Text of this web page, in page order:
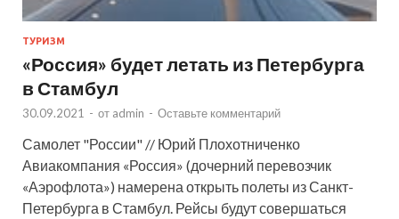
ТУРИЗМ
«Россия» будет летать из Петербурга
в Стамбул
30.09.2021 - от admin - Оставьте комментарий
Самолет "России" // Юрий Плохотниченко
Авиакомпания «Россия» (дочерний перевозчик
«Аэрофлота») намерена открыть полеты из Санкт-
Петербурга в Стамбул. Рейсы будут совершаться